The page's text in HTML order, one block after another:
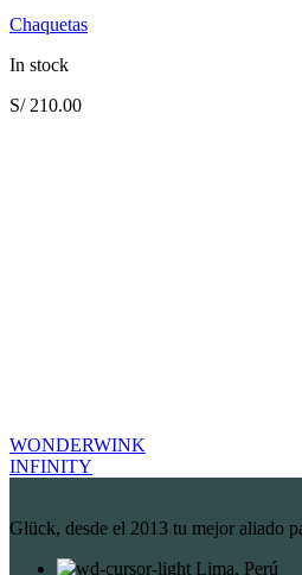
Chaquetas
In stock
S/210.00
WONDERWINK
INFINITY
Glück, desde el 2013 tu mejor aliado
Lima, Perú